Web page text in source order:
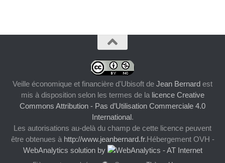
Veille économique et financière d'Ubisoft de Jean Bernard est
mis à disposition selon les termes de la licence Creative
Commons Attribution - Pas d’Utilisation Commerciale 4.0
International.
Les autorisations au-delà du champ de cette licence peuvent
être obtenues à http://www.jeanbernard.fr.Hébergement OVH -
WebAnalytics solution by